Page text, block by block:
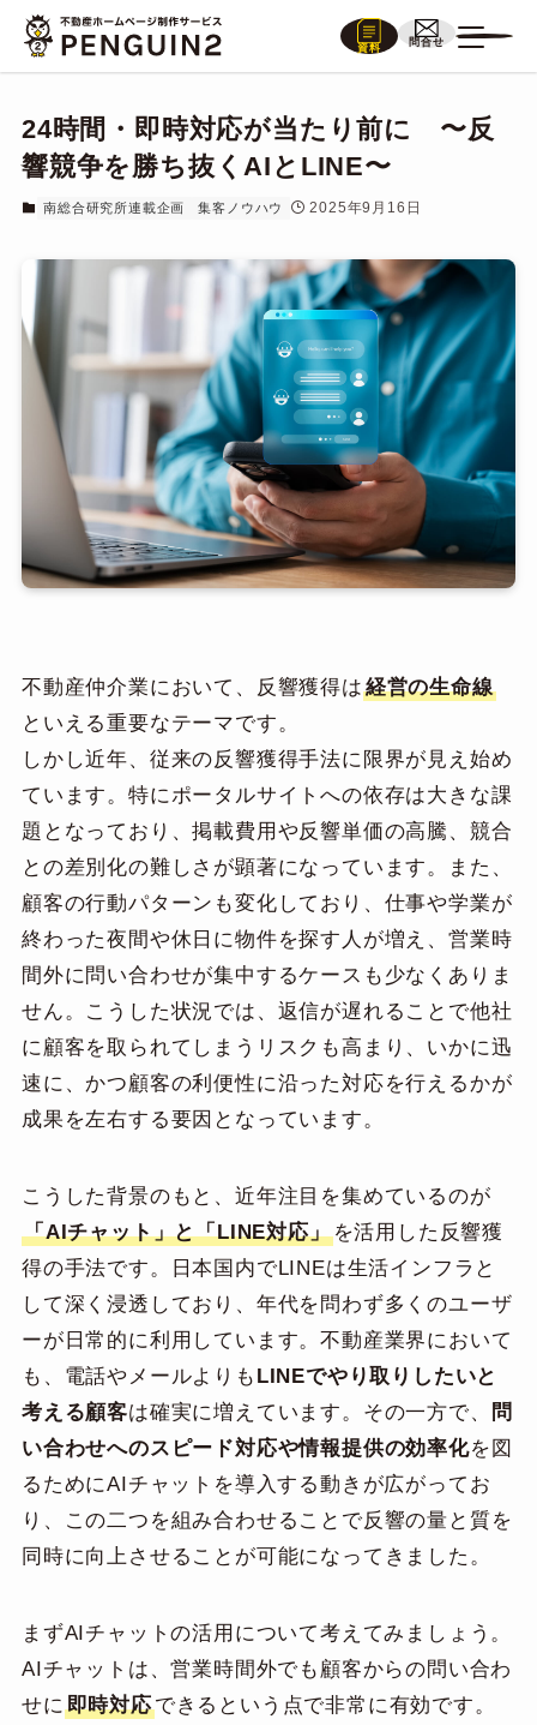
資料
問合せ
24時間・即時対応が当たり前に 〜反
響競争を勝ち抜くAIとLINE〜
南総合研究所連載企画 集客ノウハウ 2025年9月16日
不動産仲介業において、反響獲得は 経営の生命線
といえる重要なテーマです。
しかし近年、従来の反響獲得手法に限界が見え始め
ています。特にポータルサイトへの依存は大きな課
題となっており、掲載費用や反響単価の高騰、競合
との差別化の難しさが顕著になっています。また、
顧客の行動パターンも変化しており、仕事や学業が
終わった夜間や休日に物件を探す人が増え、営業時
間外に問い合わせが集中するケースも少なくありま
せん。こうした状況では、返信が遅れることで他社
に顧客を取られてしまうリスクも高まり、いかに迅
速に、かつ顧客の利便性に沿った対応を行えるかが
成果を左右する要因となっています。
こうした背景のもと、近年注目を集めているのが
「AIチャット」と「LINE対応」を活用した反響獲
得の手法です。日本国内でLINEは生活インフラと
して深く浸透しており、年代を問わず多くのユーザ
ーが日常的に利用しています。不動産業界において
も、電話やメールよりも LINEでやり取りしたいと
考える顧客は確実に増えています。その一方で、
問
い合わせへのスピード対応や情報提供の効率化を図
るためにAIチャットを導入する動きが広がってお
り、この二つを組み合わせることで反響の量と質を
同時に向上させることが可能になってきました。
まずAIチャットの活用について考えてみましょう。
AIチャットは、営業時間外でも顧客からの問い合わ
せに即時対応できるという点で非常に有効です。